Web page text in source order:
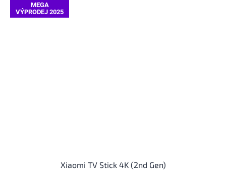
MEGA
VÝPRODEJ 2025
Xiaomi TV Stick 4K (2nd Gen)